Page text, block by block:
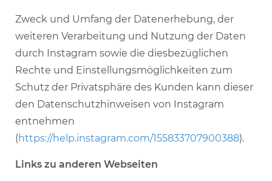
Zweck und Umfang der Datenerhebung, der
weiteren Verarbeitung und Nutzung der Daten
durch Instagram sowie die diesbezüglichen
Rechte und Einstellungsmöglichkeiten zum
Schutz der Privatsphäre des Kunden kann dieser
den Datenschutzhinweisen von Instagram
entnehmen
(https://help.instagram.com/155833707900388).
Links zu anderen Webseiten